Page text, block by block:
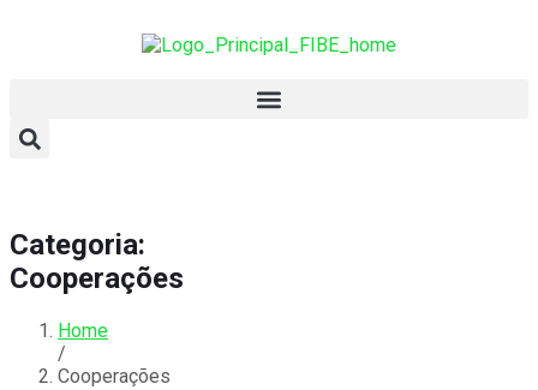
Categoria:
Cooperações
Home
/
Cooperações